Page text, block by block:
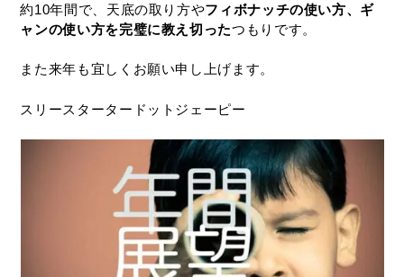
約10年間で、天底の取り方やフィボナッチの使い方、ギ
ャンの使い方を完璧に教え切ったつもりです。
また来年も宜しくお願い申し上げます。
スリースタータードットジェーピー